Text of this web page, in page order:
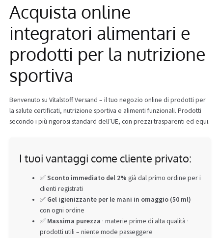
Info
Acquista online
integratori alimentari e
prodotti per la nutrizione
sportiva
Benvenuto su Vitalstoff Versand – il tuo negozio online di prodotti per
la salute certificati, nutrizione sportiva e alimenti funzionali. Prodotti
secondo i più rigorosi standard dell’UE, con prezzi trasparenti ed equi.
I tuoi vantaggi come cliente privato:
✅Sconto immediato del 2% già dal primo ordine per i
clienti registrati
✅ Gel igienizzante per le mani in omaggio (50 ml)
con ogni ordine
✅ Massima purezza · materie prime di alta qualità ·
prodotti utili – niente mode passeggere